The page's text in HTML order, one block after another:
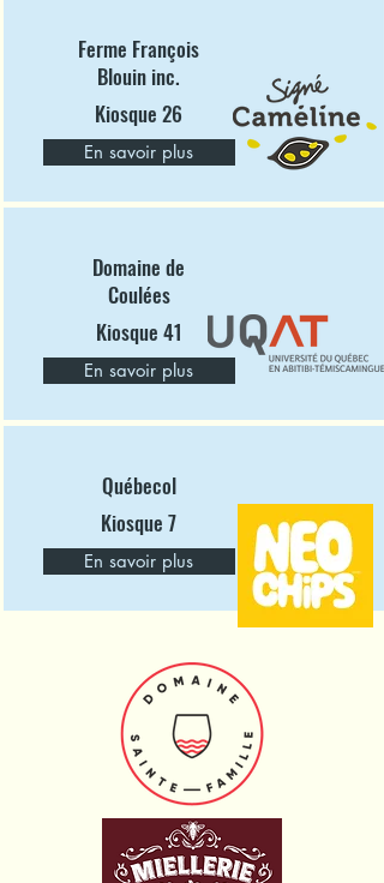
Ferme François
Blouin inc.
Kiosque 26
En savoir plus
Domaine de
Coulées
Kiosque 41
En savoir plus
Québecol
Kiosque 7
En savoir plus